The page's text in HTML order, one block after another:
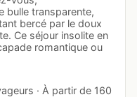
bulle transparente,
bercé par le doux
Ce séjour insolite en
romantique ou
· À partir de 160